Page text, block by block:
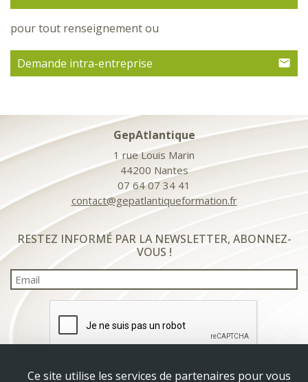
pour tout renseignement ou
Demande intra-entreprise
GepAtlantique
1 rue Louis Marin
44200 Nantes
07 64 07 34 41
contact@gepatlantiqueformation.fr
RESTEZ INFORMÉ PAR LA NEWSLETTER, ABONNEZ-
VOUS !
Ce site utilise les services de partenaires pour vous